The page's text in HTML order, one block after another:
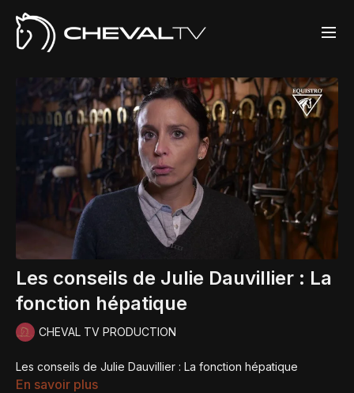
Les conseils de Julie Dauvillier : La
fonction hépatique
CHEVAL TV PRODUCTION
Les conseils de Julie Dauvillier : La fonction hépatique
En savoir plus